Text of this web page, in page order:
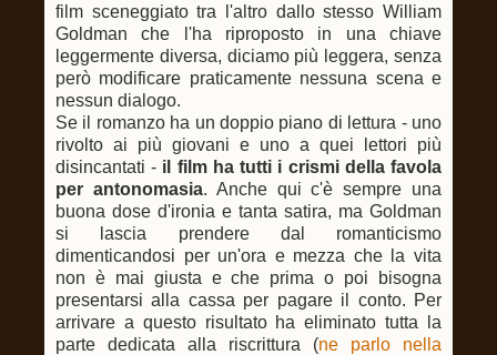
film sceneggiato tra l'altro dallo stesso William
Goldman che l'ha riproposto in una chiave
leggermente diversa, diciamo più leggera, senza
però modificare praticamente nessuna scena e
nessun dialogo.
Se il romanzo ha un doppio piano di lettura - uno
rivolto ai più giovani e uno a quei lettori più
disincantati - il film ha tutti i crismi della favola
per antonomasia. Anche qui c'è sempre una
buona dose d'ironia e tanta satira, ma Goldman
si lascia prendere dal romanticismo
dimenticandosi per un'ora e mezza che la vita
non è mai giusta e che prima o poi bisogna
presentarsi alla cassa per pagare il conto. Per
arrivare a questo risultato ha eliminato tutta la
parte dedicata alla riscrittura (ne parlo nella